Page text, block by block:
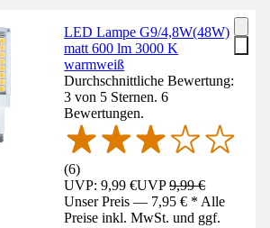
LED Lampe G9/4,8W(48W)
matt 600 lm 3000 K
warmweiß
Durchschnittliche Bewertung:
3 von 5 Sternen. 6
Bewertungen.
(6)
UVP: 9,99 €UVP9,99 €
Unser Preis — 7,95 € * Alle
Preise inkl. MwSt. und ggf.